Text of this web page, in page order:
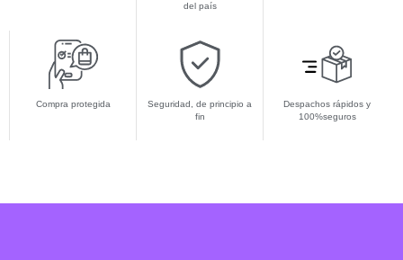
del país
Compra protegida
Seguridad, de principio a
fin
Despachos rápidos y
100%seguros